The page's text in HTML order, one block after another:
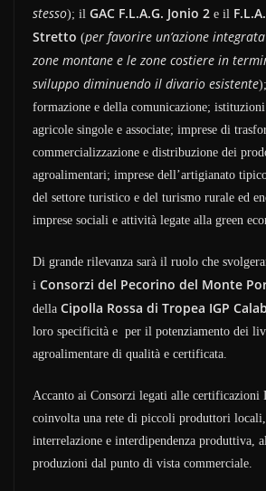
stesso); il GAC F.L.A.G. Jonio 2 e il
Stretto (per favorire un’azione
zone montane e le zone costiere in
sviluppo diminuendo il divario esistente
formazione e della comunicazione;
agricole singole e associate; imprese di
commercializzazione e distribuzione dei
agroalimentari; imprese dell’artigianato
del settore turistico e del turismo rurale ed
imprese sociali e attività legate alla green
Di grande rilevanza sarà il ruolo che
i Consorzi del Pecorino del Monte
della Cipolla Rossa di Tropea IGP
loro specificità e per il potenziamento dei
agroalimentare di qualità e certificata.
Accanto ai Consorzi legati alle certificazioni
coinvolta una rete di piccoli produttori
interrelazione e interdipendenza produttiva,
produzioni dal punto di vista commerciale.